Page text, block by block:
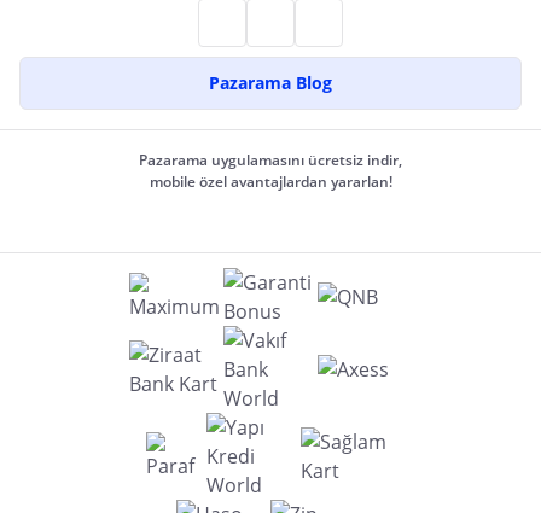
Pazarama Blog
Pazarama uygulamasını ücretsiz indir,
mobile özel avantajlardan yararlan!